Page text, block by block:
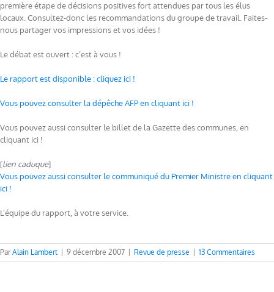
première étape de décisions positives fort attendues par tous les élus
locaux. Consultez-donc les recommandations du groupe de travail. Faites-
nous partager vos impressions et vos idées !
Le débat est ouvert : c’est à vous !
Le rapport est disponible : cliquez ici !
Vous pouvez consulter la dépêche AFP en cliquant ici !
Vous pouvez aussi consulter le billet de la Gazette des communes, en
cliquant ici !
[lien caduque]
Vous pouvez aussi consulter le communiqué du Premier Ministre en cliquant
ici !
L’équipe du rapport, à votre service.
ParAlain Lambert 9 décembre 2007 Revue de presse 13 Commentaires